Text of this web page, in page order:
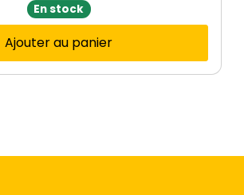
En stock
Ajouter au panier